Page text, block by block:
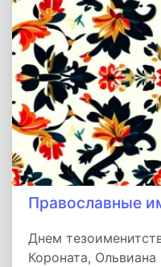
заговоров над
неразрывной связи
небом, где даже
вечного
Православные
Днем
Короната,